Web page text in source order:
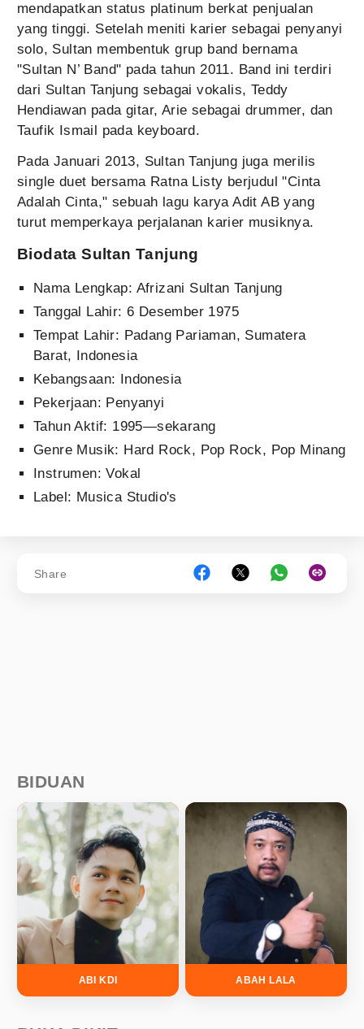
mendapatkan status platinum berkat penjualan
yang tinggi. Setelah meniti karier sebagai penyanyi
solo, Sultan membentuk grup band bernama
"Sultan N’ Band" pada tahun 2011. Band ini terdiri
dari Sultan Tanjung sebagai vokalis, Teddy
Hendiawan pada gitar, Arie sebagai drummer, dan
Taufik Ismail pada keyboard.
Pada Januari 2013, Sultan Tanjung juga merilis
single duet bersama Ratna Listy berjudul "Cinta
Adalah Cinta," sebuah lagu karya Adit AB yang
turut memperkaya perjalanan karier musiknya.
Biodata Sultan Tanjung
Nama Lengkap: Afrizani Sultan Tanjung
Tanggal Lahir: 6 Desember 1975
Tempat Lahir: Padang Pariaman, Sumatera
Barat, Indonesia
Kebangsaan: Indonesia
Pekerjaan: Penyanyi
Tahun Aktif: 1995—sekarang
Genre Musik: Hard Rock, Pop Rock, Pop Minang
Instrumen: Vokal
Label: Musica Studio's
Share
BIDUAN
ABI KDI ABAH LALA